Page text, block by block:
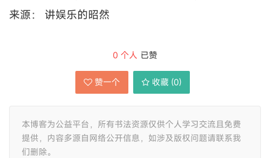
来源： 讲娱乐的昭然
0 个人 已赞
赞一个 收藏 (0)
本博客为公益平台，所有书法资源仅供个人学习交流且免费
提供，内容多源自网络公开信息，如涉及版权问题请联系我
们删除。